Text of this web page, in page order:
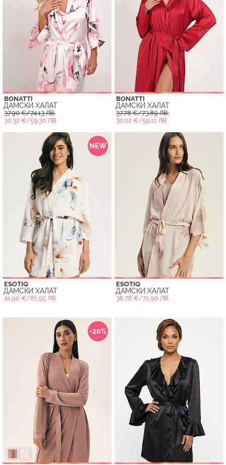
BONATTI
ДАМСКИ ХАЛАТ
37.90 €/74.13 ЛВ.
30.32 €/59.30 ЛВ.
BONATTI
ДАМСКИ ХАЛАТ
37.78 €/73.89 ЛВ.
30.22 €/59.11 ЛВ.
NEW
ESOTIQ
ДАМСКИ ХАЛАТ
41.90 €/81.95 ЛВ.
ESOTIQ
ДАМСКИ ХАЛАТ
36.76 €/71.90 ЛВ.
-20%